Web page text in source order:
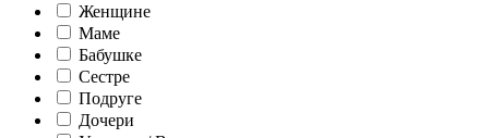
Женщине
Маме
Бабушке
Сестре
Подруге
Дочери